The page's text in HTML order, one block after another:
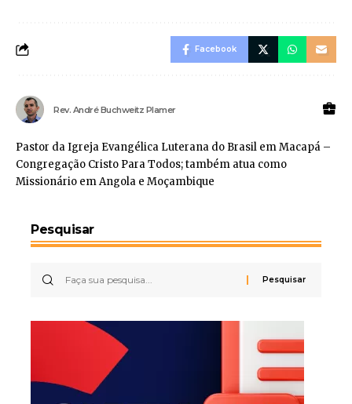
Facebook
Rev. André Buchweitz Plamer
Pastor da Igreja Evangélica Luterana do Brasil em Macapá –
Congregação Cristo Para Todos; também atua como
Missionário em Angola e Moçambique
Pesquisar